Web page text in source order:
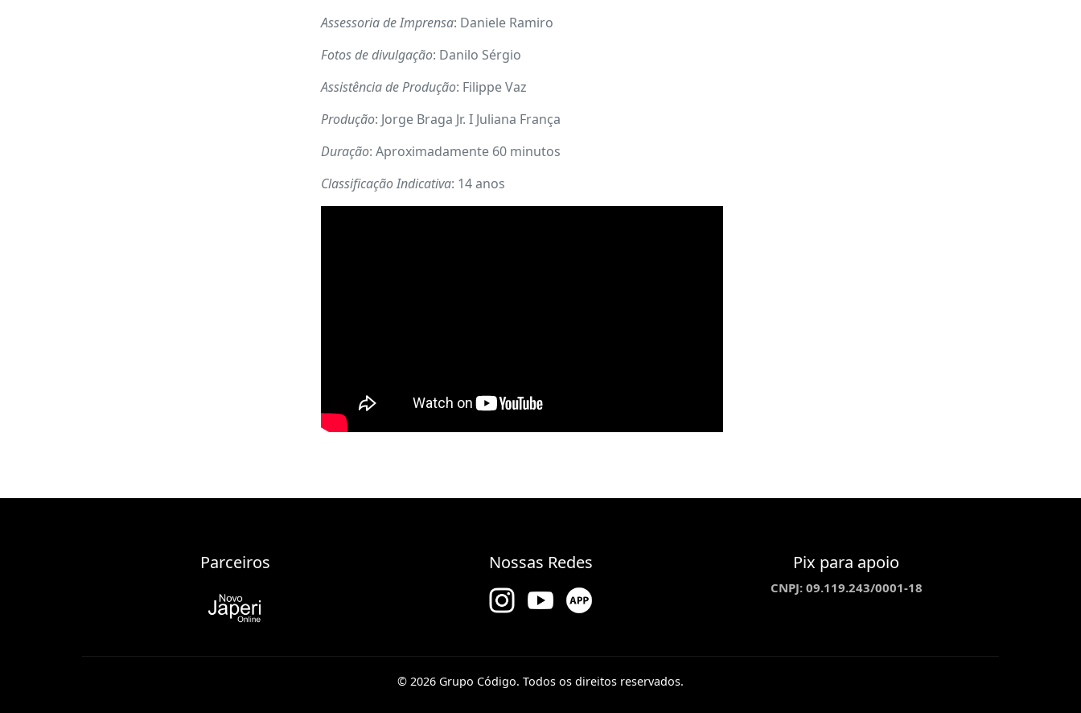
Assessoria de Imprensa: Daniele Ramiro
Fotos de divulgação: Danilo Sérgio
Assistência de Produção: Filippe Vaz
Produção: Jorge Braga Jr. I Juliana França
Duração: Aproximadamente 60 minutos
Classificação Indicativa: 14 anos
Parceiros Nossas Redes Pix para apoio
CNPJ: 09.119.243/0001-18
© 2026 Grupo Código. Todos os direitos reservados.